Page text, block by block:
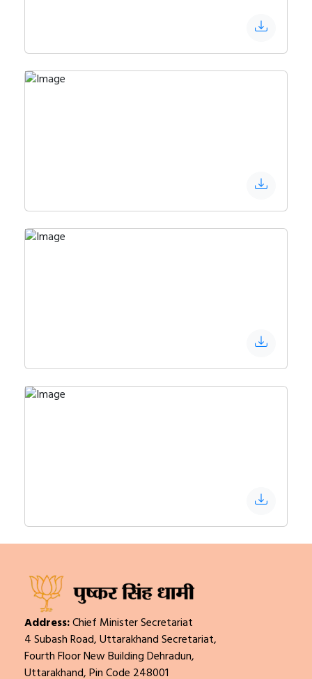
Address:Chief Minister Secretariat
4 Subash Road, Uttarakhand Secretariat,
Fourth Floor New Building Dehradun,
Uttarakhand, Pin Code 248001